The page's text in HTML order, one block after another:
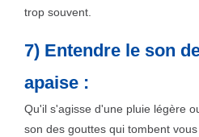
trop souvent.
7) Entendre le son
apaise :
Qu'il s'agisse d'une pluie légère
son des gouttes qui tombent